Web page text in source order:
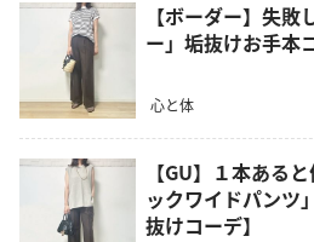
【ボーダー】失
ー」垢抜けお手本
心と体
【GU】１本ある
ックワイドパンツ
抜けコーデ】